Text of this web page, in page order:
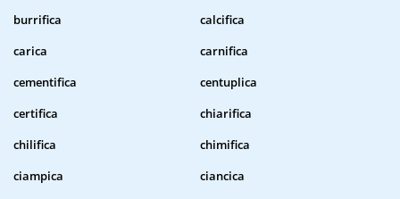
burrifica
calcifica
carica
carnifica
cementifica
centuplica
certifica
chiarifica
chilifica
chimifica
ciampica
ciancica